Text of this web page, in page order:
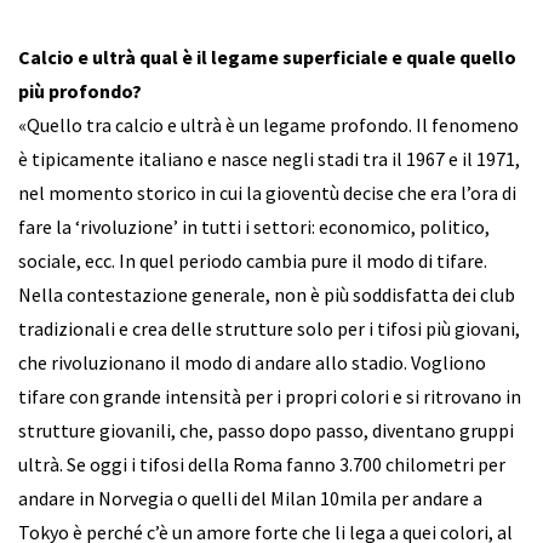
Calcio e ultrà qual è il legame superficiale e quale quello
più profondo?
«Quello tra calcio e ultrà è un legame profondo. Il fenomeno
è tipicamente italiano e nasce negli stadi tra il 1967 e il 1971,
nel momento storico in cui la gioventù decise che era l’ora di
fare la ‘rivoluzione’ in tutti i settori: economico, politico,
sociale, ecc. In quel periodo cambia pure il modo di tifare.
Nella contestazione generale, non è più soddisfatta dei club
tradizionali e crea delle strutture solo per i tifosi più giovani,
che rivoluzionano il modo di andare allo stadio. Vogliono
tifare con grande intensità per i propri colori e si ritrovano in
strutture giovanili, che, passo dopo passo, diventano gruppi
ultrà. Se oggi i tifosi della Roma fanno 3.700 chilometri per
andare in Norvegia o quelli del Milan 10mila per andare a
Tokyo è perché c’è un amore forte che li lega a quei colori, al